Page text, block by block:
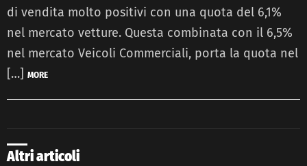
di vendita molto positivi con una quota del 6,1%
nel mercato vetture. Questa combinata con il 6,5%
nel mercato Veicoli Commerciali, porta la quota nel
[…] MORE
Altri articoli